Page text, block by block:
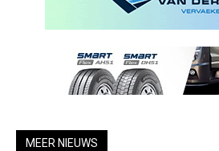
MEER NIEUWS